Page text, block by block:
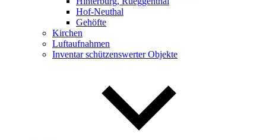
Hof-Neuthal
Gehöfte
Kirchen
Luftaufnahmen
Inventar schützenswerter Objekte